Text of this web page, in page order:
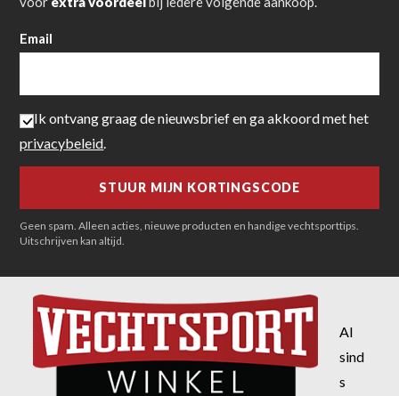
Email
Ik ontvang graag de nieuwsbrief en ga akkoord met het
privacybeleid.
Geen spam. Alleen acties, nieuwe producten en handige vechtsporttips.
Uitschrijven kan altijd.
Al
sind
s